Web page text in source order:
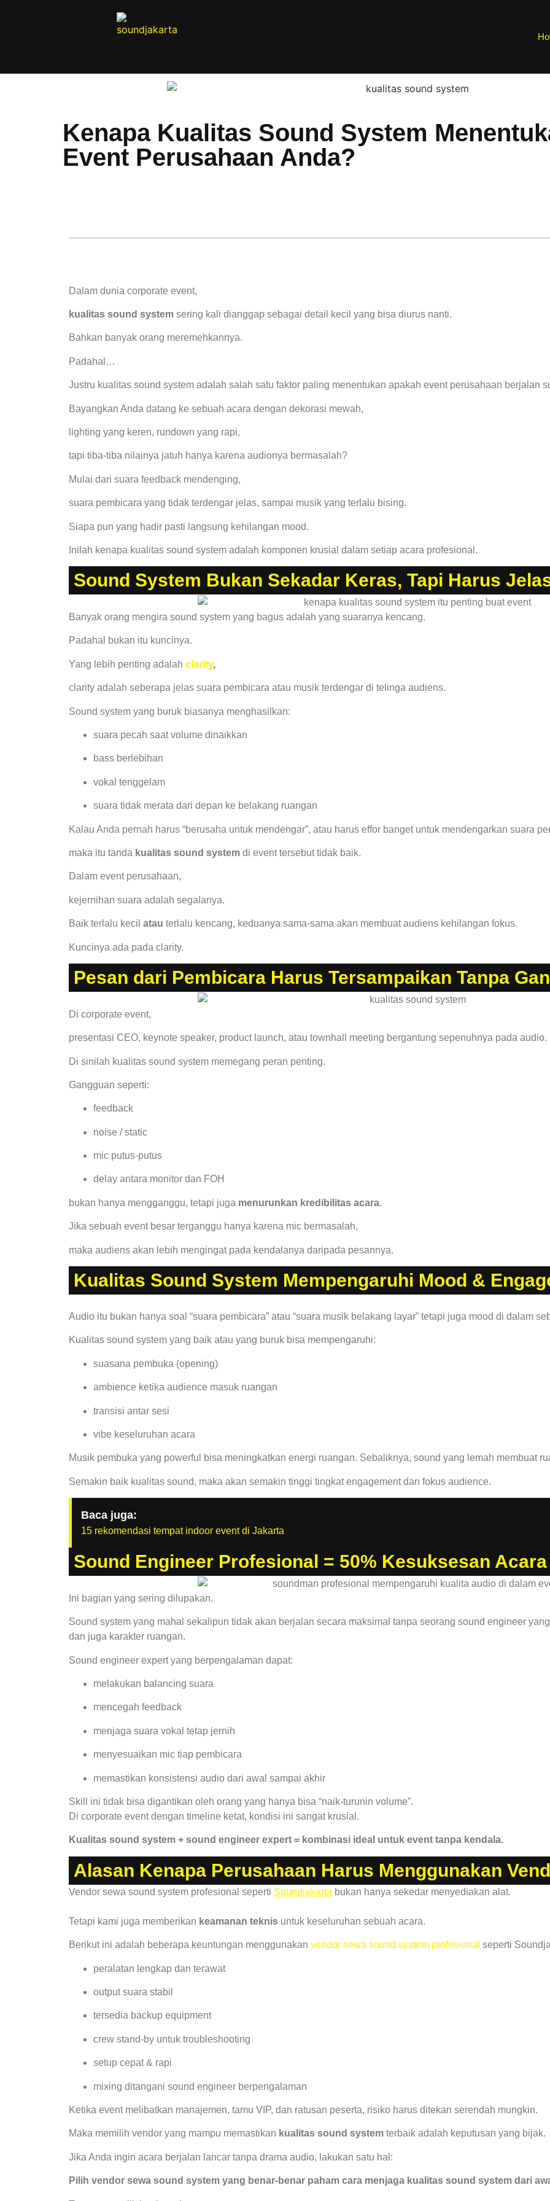
Kenapa Kualitas Sound System
Event Perusahaan Anda?
Dalam dunia corporate event,
kualitas sound system sering kali dianggap sebagai detail kecil yang bisa diurus nanti.
Bahkan banyak orang meremehkannya.
Padahal…
Justru kualitas sound system adalah salah satu faktor paling menentukan apakah event perusahaan berjalan
Bayangkan Anda datang ke sebuah acara dengan dekorasi mewah,
lighting yang keren, rundown yang rapi,
tapi tiba-tiba nilainya jatuh hanya karena audionya bermasalah?
Mulai dari suara feedback mendenging,
suara pembicara yang tidak terdengar jelas, sampai musik yang terlalu bising.
Siapa pun yang hadir pasti langsung kehilangan mood.
Inilah kenapa kualitas sound system adalah komponen krusial dalam setiap acara profesional.
Sound System Bukan Sekadar Keras, Tapi Harus
Banyak orang mengira sound system yang bagus adalah yang suaranya kencang.
Padahal bukan itu kuncinya.
Yang lebih penting adalah clarity,
clarity adalah seberapa jelas suara pembicara atau musik terdengar di telinga audiens.
Sound system yang buruk biasanya menghasilkan:
suara pecah saat volume dinaikkan
bass berlebihan
vokal tenggelam
suara tidak merata dari depan ke belakang ruangan
Kalau Anda pernah harus “berusaha untuk mendengar”, atau harus effor banget untuk mendengarkan suara
maka itu tanda kualitas sound system di event tersebut tidak baik.
Dalam event perusahaan,
kejernihan suara adalah segalanya.
Baik terlalu kecil atau terlalu kencang, keduanya sama-sama akan membuat audiens kehilangan fokus.
Kuncinya ada pada clarity.
Pesan dari Pembicara Harus Tersampaikan Tanpa
Di corporate event,
presentasi CEO, keynote speaker, product launch, atau townhall meeting bergantung sepenuhnya pada audio.
Di sinilah kualitas sound system memegang peran penting.
Gangguan seperti:
feedback
noise / static
mic putus-putus
delay antara monitor dan FOH
bukan hanya mengganggu, tetapi juga menurunkan kredibilitas acara.
Jika sebuah event besar terganggu hanya karena mic bermasalah,
maka audiens akan lebih mengingat pada kendalanya daripada pesannya.
Kualitas Sound System Mempengaruhi Mood &
Audio itu bukan hanya soal “suara pembicara” atau “suara musik belakang layar” tetapi juga mood di dalam
Kualitas sound system yang baik atau yang buruk bisa mempengaruhi:
suasana pembuka (opening)
ambience ketika audience masuk ruangan
transisi antar sesi
vibe keseluruhan acara
Musik pembuka yang powerful bisa meningkatkan energi ruangan. Sebaliknya, sound yang lemah membuat
Semakin baik kualitas sound, maka akan semakin tinggi tingkat engagement dan fokus audience.
Baca juga:
15 rekomendasi tempat indoor event di Jakarta
Sound Engineer Profesional = 50% Kesuksesan Acara
Ini bagian yang sering dilupakan.
Sound system yang mahal sekalipun tidak akan berjalan secara maksimal tanpa seorang sound engineer
dan juga karakter ruangan.
Sound engineer expert yang berpengalaman dapat:
melakukan balancing suara
mencegah feedback
menjaga suara vokal tetap jernih
menyesuaikan mic tiap pembicara
memastikan konsistensi audio dari awal sampai akhir
Skill ini tidak bisa digantikan oleh orang yang hanya bisa “naik-turunin volume”.
Di corporate event dengan timeline ketat, kondisi ini sangat krusial.
Kualitas sound system + sound engineer expert = kombinasi ideal untuk event tanpa kendala.
Alasan Kenapa Perusahaan Harus Menggunakan
Vendor sewa sound system profesional seperti Soundjakarta bukan hanya sekedar menyediakan alat.
Tetapi kami juga memberikan keamanan teknis untuk keseluruhan sebuah acara.
Berikut ini adalah beberapa keuntungan menggunakan vendor sewa sound system profesional seperti
peralatan lengkap dan terawat
output suara stabil
tersedia backup equipment
crew stand-by untuk troubleshooting
setup cepat & rapi
mixing ditangani sound engineer berpengalaman
Ketika event melibatkan manajemen, tamu VIP, dan ratusan peserta, risiko harus ditekan serendah mungkin.
Maka memilih vendor yang mampu memastikan kualitas sound system terbaik adalah keputusan yang bijak.
Jika Anda ingin acara berjalan lancar tanpa drama audio, lakukan satu hal:
Pilih vendor sewa sound system yang benar-benar paham cara menjaga kualitas sound system dari